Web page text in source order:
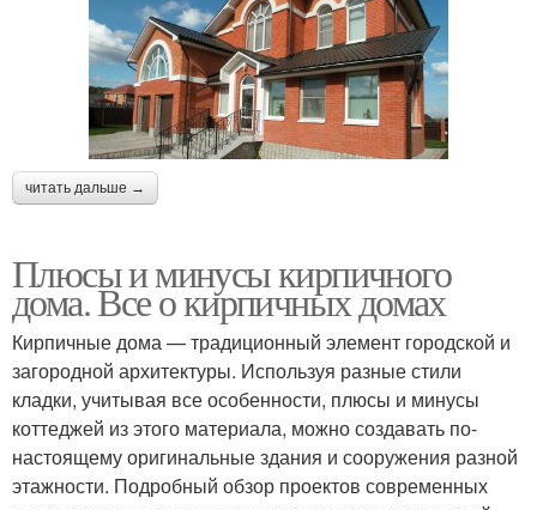
читать дальше →
Плюсы и минусы кирпичного
дома. Все о кирпичных домах
Кирпичные дома — традиционный элемент городской и
загородной архитектуры. Используя разные стили
кладки, учитывая все особенности, плюсы и минусы
коттеджей из этого материала, можно создавать по-
настоящему оригинальные здания и сооружения разной
этажности. Подробный обзор проектов современных